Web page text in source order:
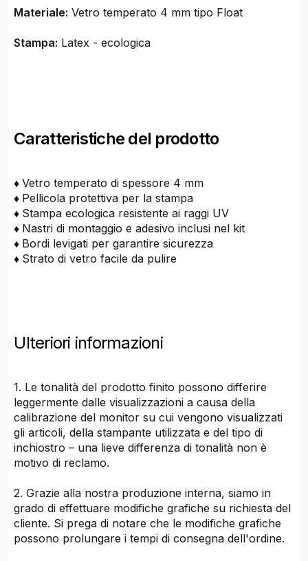
Materiale: Vetro temperato 4 mm tipo Float
Stampa: Latex - ecologica
Caratteristiche del prodotto
♦Vetro temperato di spessore 4 mm
♦ Pellicola protettiva per la stampa
♦ Stampa ecologica resistente ai raggi UV
♦ Nastri di montaggio e adesivo inclusi nel kit
♦ Bordi levigati per garantire sicurezza
♦ Strato di vetro facile da pulire
Ulteriori informazioni
1. Le tonalità del prodotto finito possono differire
leggermente dalle visualizzazioni a causa della
calibrazione del monitor su cui vengono visualizzati
gli articoli, della stampante utilizzata e del tipo di
inchiostro – una lieve differenza di tonalità non è
motivo di reclamo.
2. Grazie alla nostra produzione interna, siamo in
grado di effettuare modifiche grafiche su richiesta del
cliente. Si prega di notare che le modifiche grafiche
possono prolungare i tempi di consegna dell'ordine.